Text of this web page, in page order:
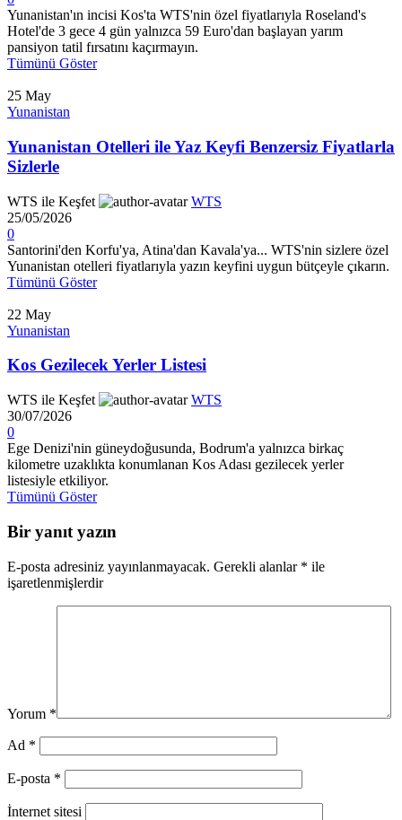
Yunanistan'ın incisi Kos'ta WTS'nin özel fiyatlarıyla Roseland's
Hotel'de 3 gece 4 gün yalnızca 59 Euro'dan başlayan yarım
pansiyon tatil fırsatını kaçırmayın.
Tümünü Göster
25 May
Yunanistan
Yunanistan Otelleri ile Yaz Keyfi Benzersiz Fiyatlarla
Sizlerle
WTS ile Keşfet
WTS
25/05/2026
0
Santorini'den Korfu'ya, Atina'dan Kavala'ya... WTS'nin sizlere özel
Yunanistan otelleri fiyatlarıyla yazın keyfini uygun bütçeyle çıkarın.
Tümünü Göster
22 May
Yunanistan
Kos Gezilecek Yerler Listesi
WTS ile Keşfet
WTS
30/07/2026
0
Ege Denizi'nin güneydoğusunda, Bodrum'a yalnızca birkaç
kilometre uzaklıkta konumlanan Kos Adası gezilecek yerler
listesiyle etkiliyor.
Tümünü Göster
Bir yanıt yazın
E-posta adresiniz yayınlanmayacak. Gerekli alanlar * ile
işaretlenmişlerdir
Yorum *
Ad *
E-posta *
İnternet sitesi